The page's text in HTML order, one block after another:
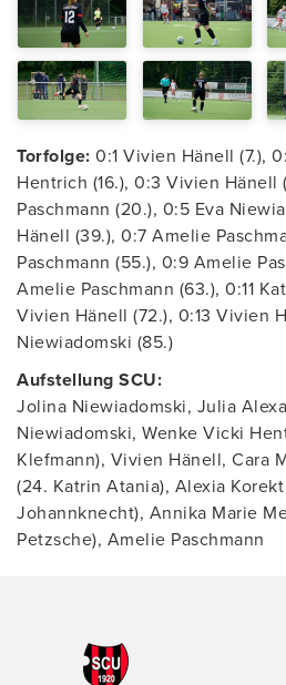
Torfolge: 0:1 Vivien Hänell (7.),
Hentrich (16.), 0:3 Vivien Hänell
Paschmann (20.), 0:5 Eva
Hänell (39.), 0:7 Amelie
Paschmann (55.), 0:9 Amelie
Amelie Paschmann (63.), 0:11
Vivien Hänell (72.), 0:13 Vivien
Niewiadomski (85.)
Aufstellung SCU:
Jolina Niewiadomski, Julia
Niewiadomski, Wenke Vicki
Klefmann), Vivien Hänell, Cara
(24. Katrin Atania), Alexia
Johannknecht), Annika Marie
Petzsche), Amelie Paschmann